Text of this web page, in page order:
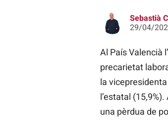
Sebastià
29/04/
Al País Valencià
precarietat
la
l’estatal
una pèrdua de